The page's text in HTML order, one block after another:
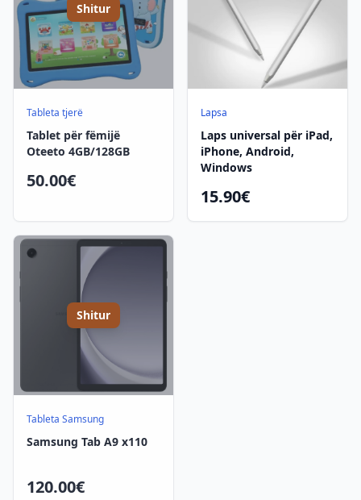
Shitur
Tableta tjerë
Tablet për fëmijë
Oteeto 4GB/128GB
50.00€
Lapsa
Laps universal për iPad,
iPhone, Android,
Windows
15.90€
Shitur
Tableta Samsung
Samsung Tab A9 x110
120.00€